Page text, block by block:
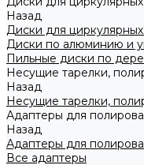
Назад
Диски для
Диски по алюминию и
Пильные диски по
Несущие тарелки,
Назад
Несущие тарелки,
Адаптеры для
Назад
Адаптеры для
Все адаптеры